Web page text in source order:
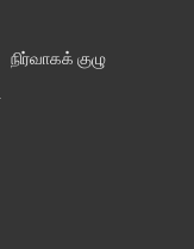
நிர்வாகக் குழு